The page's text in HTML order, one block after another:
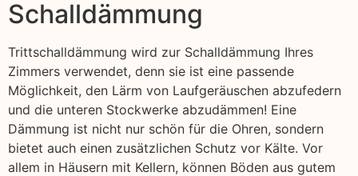
Schalldämmung
Trittschalldämmung wird zur Schalldämmung Ihres
Zimmers verwendet, denn sie ist eine passende
Möglichkeit, den Lärm von Laufgeräuschen abzufedern
und die unteren Stockwerke abzudämmen! Eine
Dämmung ist nicht nur schön für die Ohren, sondern
bietet auch einen zusätzlichen Schutz vor Kälte. Vor
allem in Häusern mit Kellern, können Böden aus gutem